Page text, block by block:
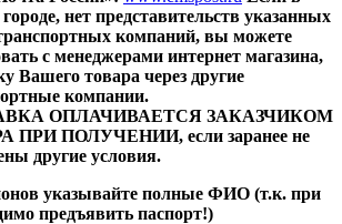
нет представительств указанных
компаний, вы можете
с менеджерами интернет магазина,
Вашего товара через другие
компании.
ОПЛАЧИВАЕТСЯ ЗАКАЗЧИКОМ
ПРИ ПОЛУЧЕНИИ, если заранее не
другие условия.
указывайте полные ФИО (т.к. при
предъявить паспорт!)